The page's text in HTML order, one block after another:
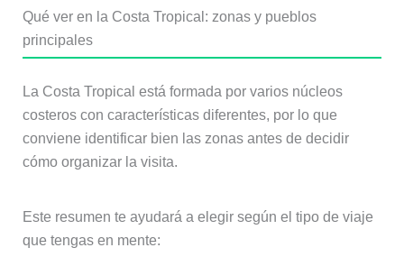
Qué ver en la Costa Tropical: zonas y pueblos
principales
La Costa Tropical está formada por varios núcleos
costeros con características diferentes, por lo que
conviene identificar bien las zonas antes de decidir
cómo organizar la visita.
Este resumen te ayudará a elegir según el tipo de viaje
que tengas en mente: